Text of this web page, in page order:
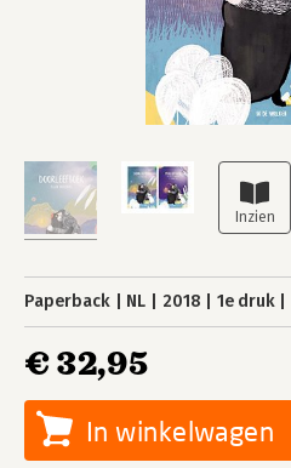
Paperback NL 2018 1e druk
€ 32,95
In winkelwagen